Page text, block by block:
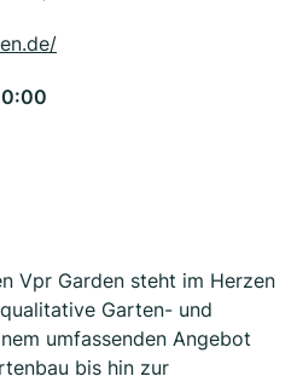
Vpr Garden steht im Herzen
Garten- und
umfassenden Angebot
bis hin zur